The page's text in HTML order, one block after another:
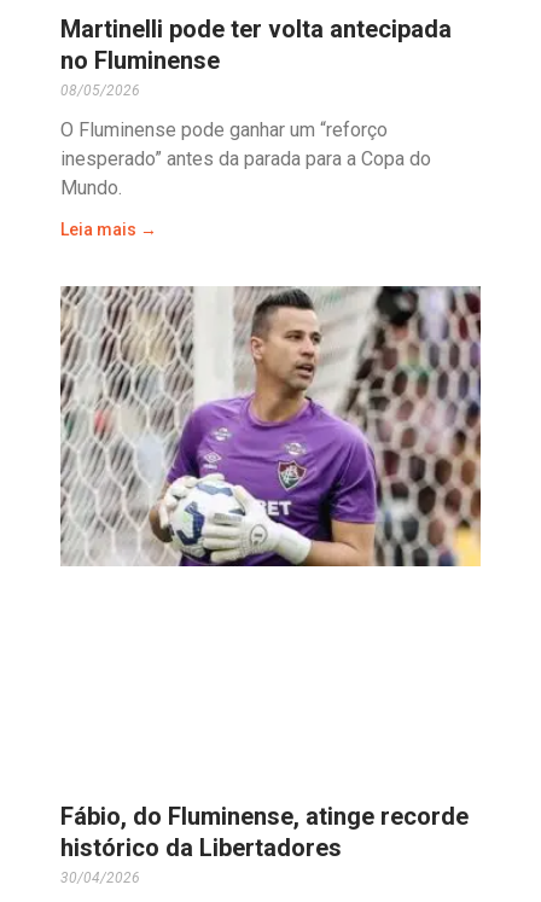
Martinelli pode ter volta antecipada
no Fluminense
08/05/2026
O Fluminense pode ganhar um “reforço
inesperado” antes da parada para a Copa do
Mundo.
Leia mais →
Fábio, do Fluminense, atinge recorde
histórico da Libertadores
30/04/2026